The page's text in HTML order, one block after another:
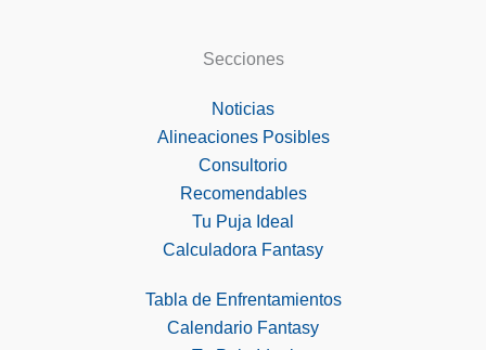
Secciones
Noticias
Alineaciones Posibles
Consultorio
Recomendables
Tu Puja Ideal
Calculadora Fantasy
Tabla de Enfrentamientos
Calendario Fantasy